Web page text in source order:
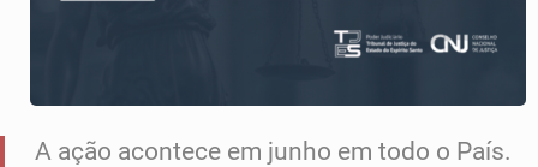
A ação acontece em junho em todo o País.